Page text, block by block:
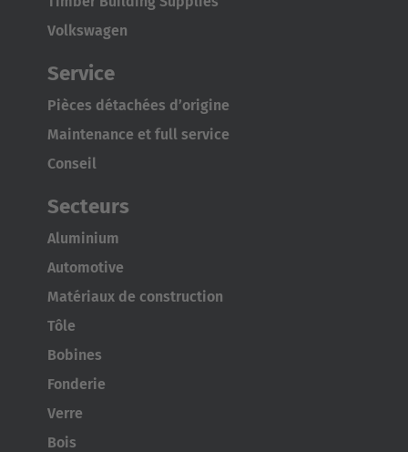
Australia
English
Japan
Japanese
Türkçe
Volkswagen
Service
Pièces détachées d’origine
Maintenance et full service
Conseil
Secteurs
Aluminium
Automotive
Matériaux de construction
Tôle
Bobines
Fonderie
Verre
Bois